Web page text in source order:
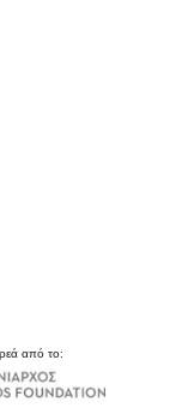
από το: